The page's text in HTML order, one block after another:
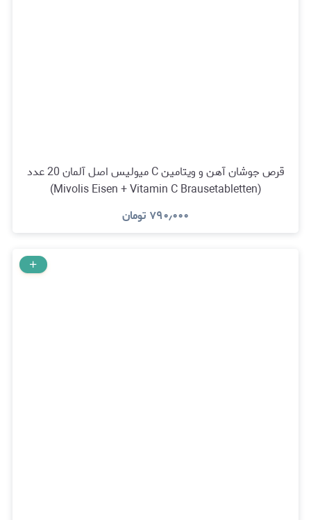
قرص جوشان آهن و ویتامین C میولیس اصل آلمان 20 عدد
(Mivolis Eisen + Vitamin C Brausetabletten)
۷۹۰٫۰۰۰ تومان